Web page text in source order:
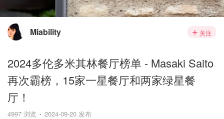
Miability 关注
2024多伦多米其林餐厅榜单 - Masaki Saito
再次霸榜，15家一星餐厅和两家绿星餐
厅！
4997 浏览 2024-09-20 发布